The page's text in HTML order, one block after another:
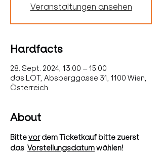
Veranstaltungen ansehen
Hardfacts
28. Sept. 2024, 13:00 – 15:00
das LOT, Absberggasse 31, 1100 Wien,
Österreich
About
Bitte vor dem Ticketkauf bitte zuerst
das Vorstellungsdatum wählen!